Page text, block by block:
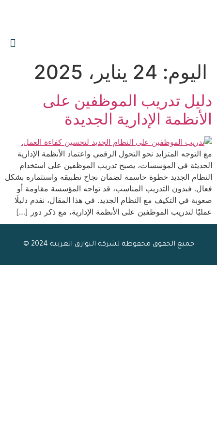
اليوم: 24 يناير، 2025
دليل تدريب الموظفين على
الأنظمة الإدارية الجديدة
مع التوجه المتزايد نحو التحول الرقمي واعتماد الأنظمة الإدارية
الحديثة في المؤسسات، يصبح تدريب الموظفين على استخدام
النظام الجديد خطوة حاسمة لضمان نجاح تطبيقه واستثماره بشكل
فعال. فبدون التدريب المناسب، قد تواجه المؤسسة مقاومة أو
صعوبة في التكيف مع النظام الجديد. في هذا المقال، نقدم دليلًا
عمليًا لتدريب الموظفين على الأنظمة الإدارية، مع ذكر دور […]
جميع الحقوق محفوظة لشركة البوارق العربية 2024 ©